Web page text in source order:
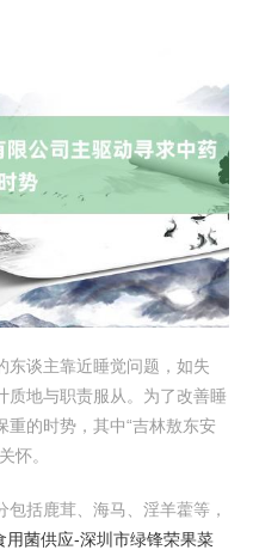
东谈主靠近睡觉问题，如失
质地与职责服从。为了改善睡
的时势，其中“吉林敖东安
怀。
括鹿茸、海马、淫羊藿等，
菌供应-深圳市绿锋荣果菜